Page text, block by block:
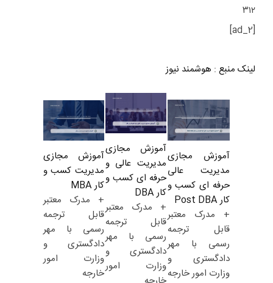
۳۱۲
[ad_2]
لینک منبع : هوشمند نیوز
آموزش مجازی
مدیریت عالی
حرفه ای کسب و
کار Post DBA
+ مدرک معتبر
قابل ترجمه
رسمی با مهر
دادگستری و
وزارت امور خارجه
آموزش مجازی
مدیریت عالی و
حرفه ای کسب و
کار DBA
+ مدرک معتبر
قابل ترجمه
رسمی با مهر
دادگستری و
وزارت امور
آموزش مجازی
مدیریت کسب و
کار MBA
+ مدرک معتبر
قابل ترجمه
رسمی با مهر
دادگستری و
وزارت امور
خارجه